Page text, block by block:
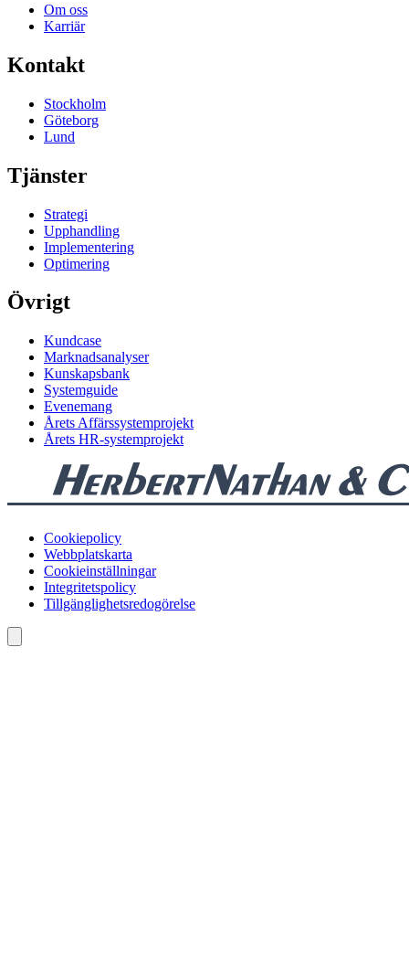
Om oss
Karriär
Kontakt
Stockholm
Göteborg
Lund
Tjänster
Strategi
Upphandling
Implementering
Optimering
Övrigt
Kundcase
Marknadsanalyser
Kunskapsbank
Systemguide
Evenemang
Årets Affärssystemprojekt
Årets HR-systemprojekt
Cookiepolicy
Webbplatskarta
Cookieinställningar
Integritetspolicy
Tillgänglighetsredogörelse